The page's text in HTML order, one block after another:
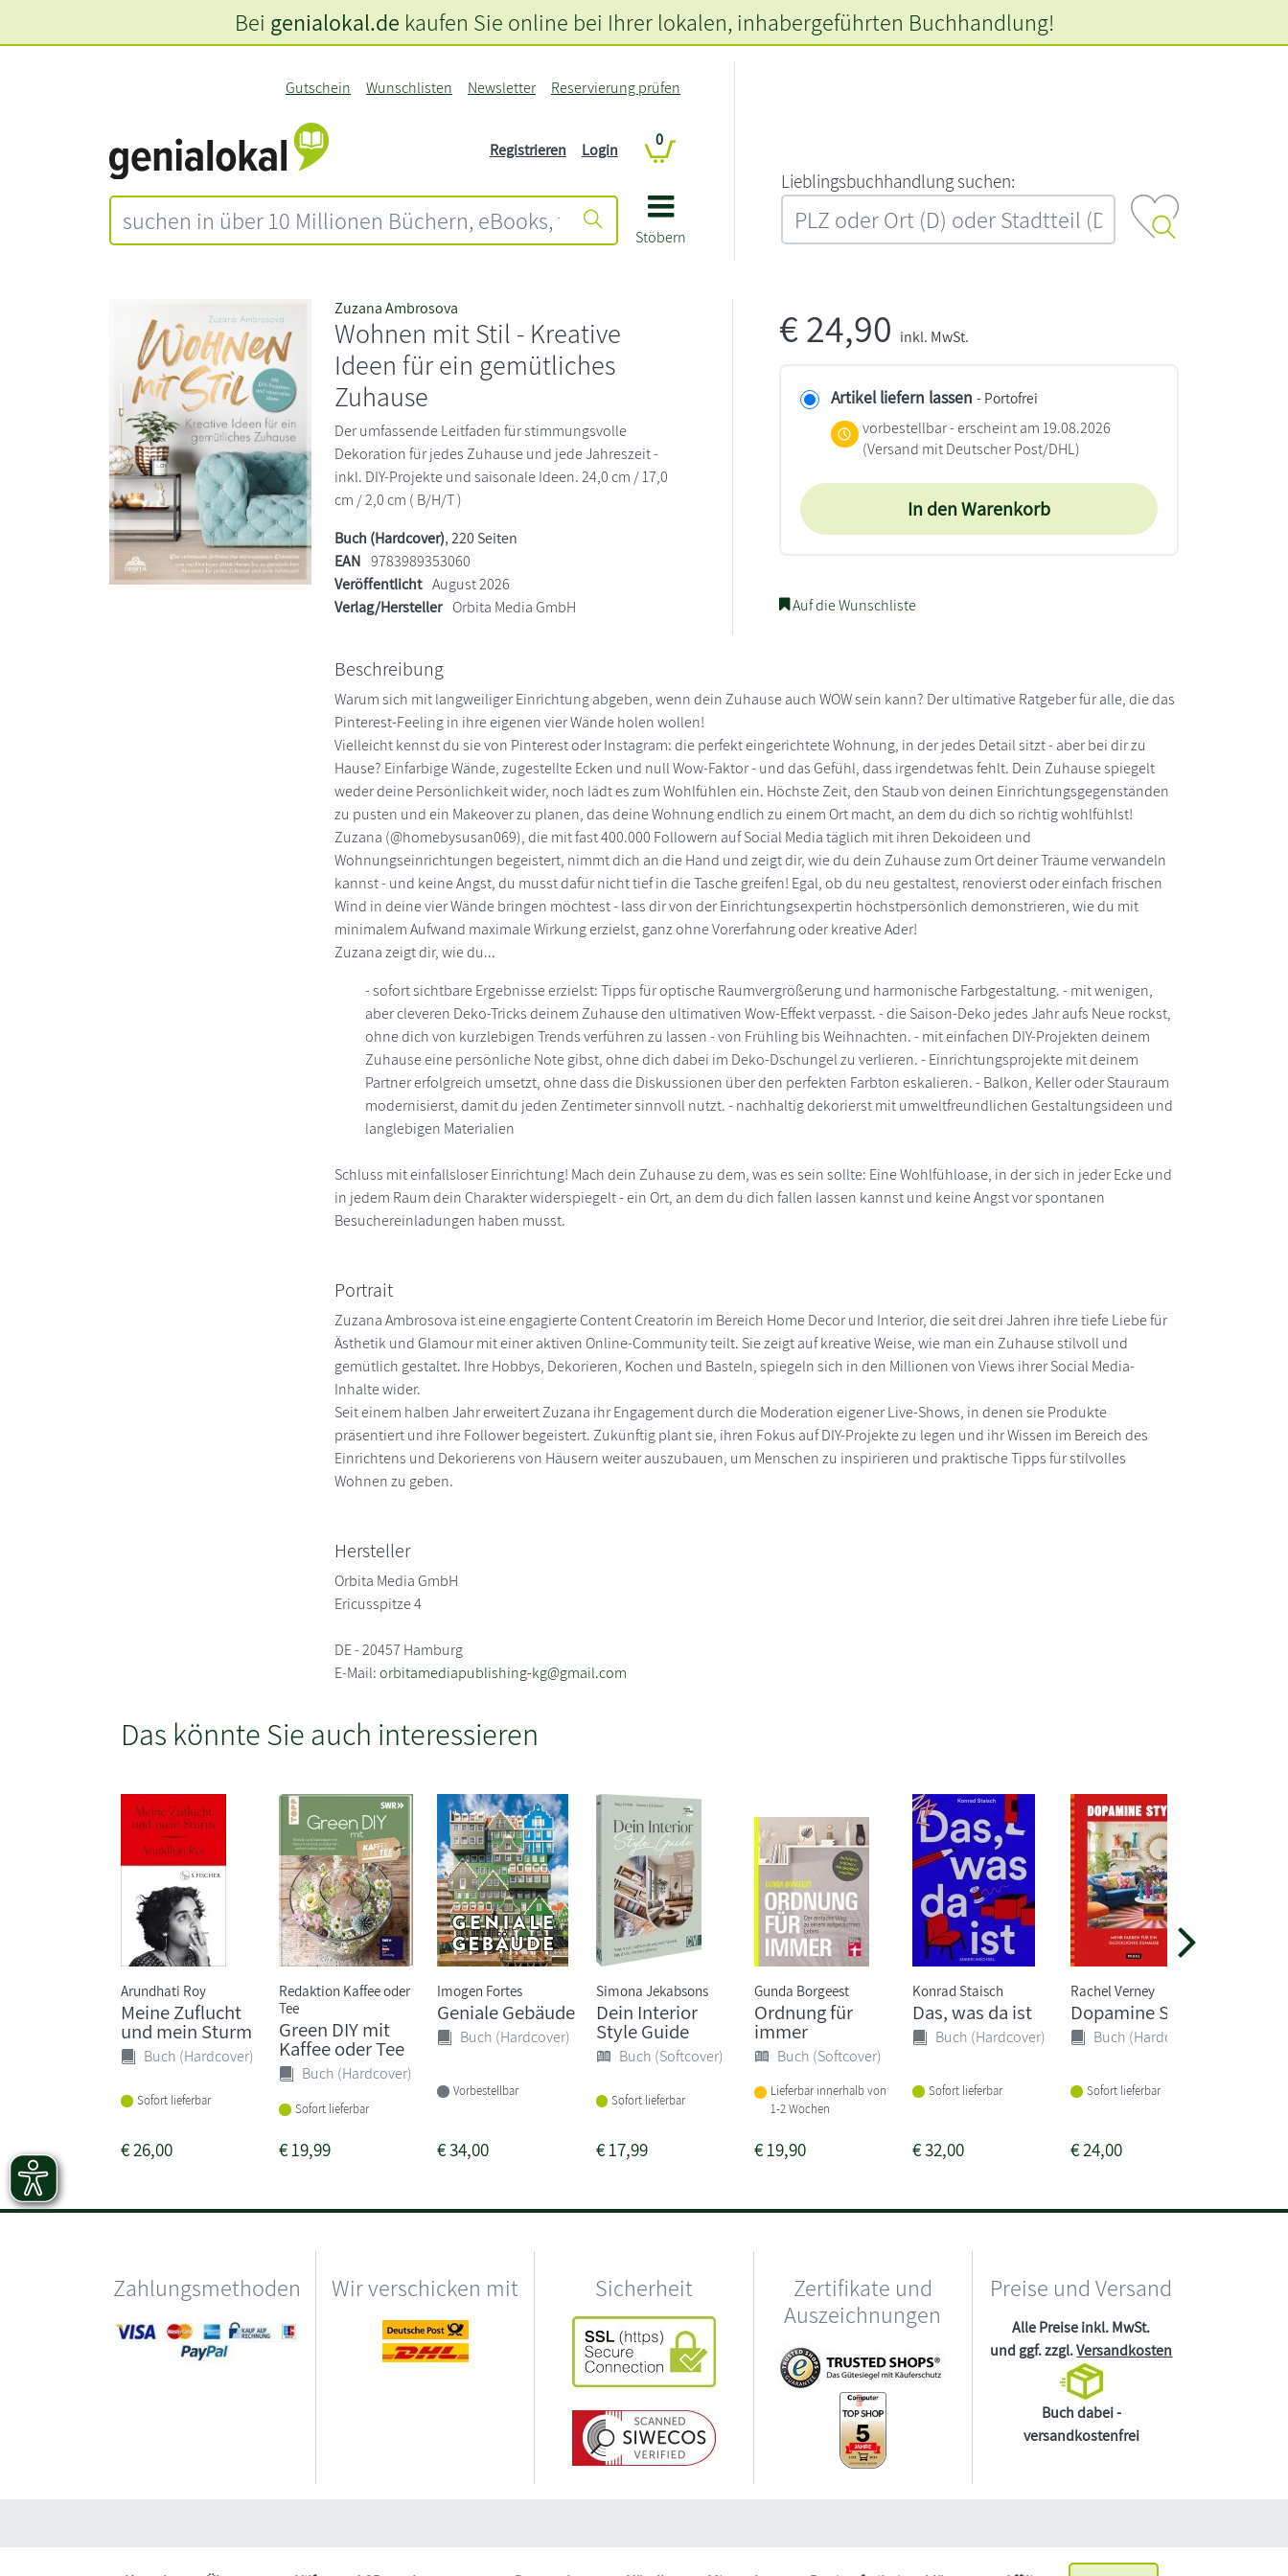
Stöbern
Gutschein Wunschlisten Newsletter Reservierung prüfen
Registrieren Login
0
L‍i‍e‍b‍l‍i‍n‍g‍s‍b‍u‍c‍h‍h‍a‍n‍d‍l‍u‍n‍g‍ ‍s‍u‍c‍h‍e‍n‍:‍
Bei genialokal.de kaufen Sie online bei Ihrer lokalen, inhabergeführten Buchhandlung!
Zuzana Ambrosova
Wohnen mit Stil - Kreative
Ideen für ein gemütliches
Zuhause
Der umfassende Leitfaden für stimmungsvolle
Dekoration für jedes Zuhause und jede Jahreszeit -
inkl. DIY-Projekte und saisonale Ideen. 24,0 cm / 17,0
cm / 2,0 cm ( B/H/T )
Buch (Hardcover), 220 Seiten
EAN 9783989353060
Veröffentlicht August 2026
Verlag/Hersteller Orbita Media GmbH
€24,90 inkl. MwSt.
Artikel liefern lassen - Portofrei
vorbestellbar - erscheint am 19.08.2026
(Versand mit Deutscher Post/DHL)
In den Warenkorb
Auf die Wunschliste
Beschreibung
Warum sich mit langweiliger Einrichtung abgeben, wenn dein Zuhause auch WOW sein kann? Der ultimative Ratgeber für alle, die das
Pinterest-Feeling in ihre eigenen vier Wände holen wollen!
Vielleicht kennst du sie von Pinterest oder Instagram: die perfekt eingerichtete Wohnung, in der jedes Detail sitzt - aber bei dir zu
Hause? Einfarbige Wände, zugestellte Ecken und null Wow-Faktor - und das Gefühl, dass irgendetwas fehlt. Dein Zuhause spiegelt
weder deine Persönlichkeit wider, noch lädt es zum Wohlfühlen ein. Höchste Zeit, den Staub von deinen Einrichtungsgegenständen
zu pusten und ein Makeover zu planen, das deine Wohnung endlich zu einem Ort macht, an dem du dich so richtig wohlfühlst!
Zuzana (@homebysusan069), die mit fast 400.000 Followern auf Social Media täglich mit ihren Dekoideen und
Wohnungseinrichtungen begeistert, nimmt dich an die Hand und zeigt dir, wie du dein Zuhause zum Ort deiner Träume verwandeln
kannst - und keine Angst, du musst dafür nicht tief in die Tasche greifen! Egal, ob du neu gestaltest, renovierst oder einfach frischen
Wind in deine vier Wände bringen möchtest - lass dir von der Einrichtungsexpertin höchstpersönlich demonstrieren, wie du mit
minimalem Aufwand maximale Wirkung erzielst, ganz ohne Vorerfahrung oder kreative Ader!
Zuzana zeigt dir, wie du...
- sofort sichtbare Ergebnisse erzielst: Tipps für optische Raumvergrößerung und harmonische Farbgestaltung. - mit wenigen,
aber cleveren Deko-Tricks deinem Zuhause den ultimativen Wow-Effekt verpasst. - die Saison-Deko jedes Jahr aufs Neue rockst,
ohne dich von kurzlebigen Trends verführen zu lassen - von Frühling bis Weihnachten. - mit einfachen DIY-Projekten deinem
Zuhause eine persönliche Note gibst, ohne dich dabei im Deko-Dschungel zu verlieren. - Einrichtungsprojekte mit deinem
Partner erfolgreich umsetzt, ohne dass die Diskussionen über den perfekten Farbton eskalieren. - Balkon, Keller oder Stauraum
modernisierst, damit du jeden Zentimeter sinnvoll nutzt. - nachhaltig dekorierst mit umweltfreundlichen Gestaltungsideen und
langlebigen Materialien
Schluss mit einfallsloser Einrichtung! Mach dein Zuhause zu dem, was es sein sollte: Eine Wohlfühloase, in der sich in jeder Ecke und
in jedem Raum dein Charakter widerspiegelt - ein Ort, an dem du dich fallen lassen kannst und keine Angst vor spontanen
Besuchereinladungen haben musst.
Portrait
Zuzana Ambrosova ist eine engagierte Content Creatorin im Bereich Home Decor und Interior, die seit drei Jahren ihre tiefe Liebe für
Ästhetik und Glamour mit einer aktiven Online-Community teilt. Sie zeigt auf kreative Weise, wie man ein Zuhause stilvoll und
gemütlich gestaltet. Ihre Hobbys, Dekorieren, Kochen und Basteln, spiegeln sich in den Millionen von Views ihrer Social Media-
Inhalte wider.
Seit einem halben Jahr erweitert Zuzana ihr Engagement durch die Moderation eigener Live-Shows, in denen sie Produkte
präsentiert und ihre Follower begeistert. Zukünftig plant sie, ihren Fokus auf DIY-Projekte zu legen und ihr Wissen im Bereich des
Einrichtens und Dekorierens von Häusern weiter auszubauen, um Menschen zu inspirieren und praktische Tipps für stilvolles
Wohnen zu geben.
Hersteller
Orbita Media GmbH
Ericusspitze 4
DE - 20457 Hamburg
E-Mail:orbitamediapublishing-kg@gmail.com
Das könnte Sie auch interessieren
Arundhati Roy
Meine Zuflucht
und mein Sturm
Buch (Hardcover)
Sofort lieferbar
€26,00
Redaktion Kaffee oder
Tee
Green DIY mit
Kaffee oder Tee
Buch (Hardcover)
Sofort lieferbar
€19,99
Imogen Fortes
Geniale Gebäude
Buch (Hardcover)
Vorbestellbar
€34,00
Simona Jekabsons
Dein Interior
Style Guide
Buch (Softcover)
Sofort lieferbar
€17,99
Gunda Borgeest
Ordnung für
immer
Buch (Softcover)
Lieferbar innerhalb von
1-2 Wochen
€19,90
Konrad Staisch
Das, was da ist
Buch (Hardcover)
Sofort lieferbar
€32,00
Rachel Verney
Dopamine Style
Buch (Hardcover)
Sofort lieferbar
€24,00
Zahlungsmethoden Wir verschicken mit Sicherheit
Zertifikate und
Auszeichnungen
Preise und Versand
Alle Preise inkl. MwSt.
und ggf. zzgl.Versandkosten
Buch dabei -
versandkostenfrei